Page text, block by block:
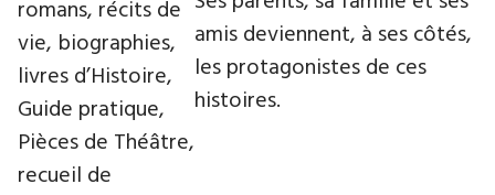
amis deviennent, à ses côtés,
les protagonistes de ces
histoires.
romans, récits de
vie, biographies,
livres d’Histoire,
Guide pratique,
Pièces de Théâtre,
recueil de